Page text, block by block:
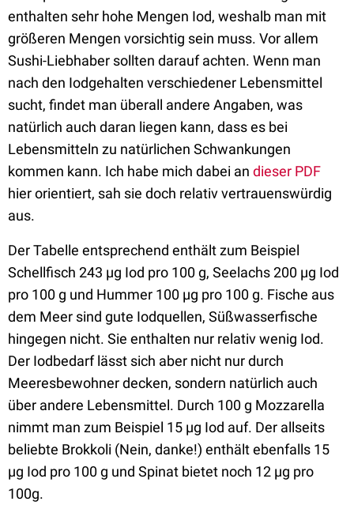
enthalten sehr hohe Mengen Iod, weshalb man mit
größeren Mengen vorsichtig sein muss. Vor allem
Sushi-Liebhaber sollten darauf achten. Wenn man
nach den Iodgehalten verschiedener Lebensmittel
sucht, findet man überall andere Angaben, was
natürlich auch daran liegen kann, dass es bei
Lebensmitteln zu natürlichen Schwankungen
kommen kann. Ich habe mich dabei an dieser PDF
hier orientiert, sah sie doch relativ vertrauenswürdig
aus.
Der Tabelle entsprechend enthält zum Beispiel
Schellfisch 243 µg Iod pro 100 g, Seelachs 200 µg Iod
pro 100 g und Hummer 100 µg pro 100 g. Fische aus
dem Meer sind gute Iodquellen, Süßwasserfische
hingegen nicht. Sie enthalten nur relativ wenig Iod.
Der Iodbedarf lässt sich aber nicht nur durch
Meeresbewohner decken, sondern natürlich auch
über andere Lebensmittel. Durch 100 g Mozzarella
nimmt man zum Beispiel 15 µg Iod auf. Der allseits
beliebte Brokkoli (Nein, danke!) enthält ebenfalls 15
µg Iod pro 100 g und Spinat bietet noch 12 µg pro
100g.